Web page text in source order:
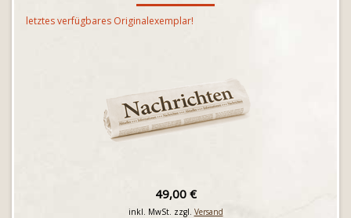
letztes verfügbares Originalexemplar!
49,00 €
inkl. MwSt. zzgl. Versand